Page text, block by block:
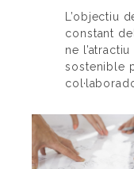
L’objectiu
constant
ne
sostenible